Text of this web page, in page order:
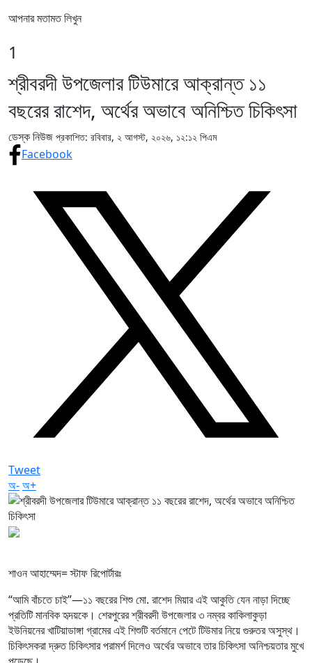
আপনার মতামত লিখুন
1
শ্রীবরদী উপজেলার টিউমারে আক্রান্ত ১১
বছরের রাশেদ, অর্থের অভাবে অনিশ্চিত চিকিৎসা
ডেস্ক নিউজ প্রকাশিত: রবিবার, ২ আগস্ট, ২০২৬, ১২:১২ পিএম
Facebook
Tweet
অ-অ+
শাওন আহাম্মেদ= স্টাফ রিপোর্টারঃ
“আমি বাঁচতে চাই”—১১ বছরের শিশু মো. রাশেদ মিয়ার এই আকুতি যেন নাড়া দিচ্ছে
প্রতিটি মানবিক হৃদয়কে। শেরপুরের শ্রীবরদী উপজেলার ৩ নম্বর কাকিলাকুড়া
ইউনিয়নের খাটিয়াডাঙ্গা গ্রামের এই শিশুটি বর্তমানে পেটে টিউমার নিয়ে গুরুতর অসুস্থ।
চিকিৎসকরা দ্রুত চিকিৎসার পরামর্শ দিলেও অর্থের অভাবে তার চিকিৎসা অনিশ্চয়তার মুখে